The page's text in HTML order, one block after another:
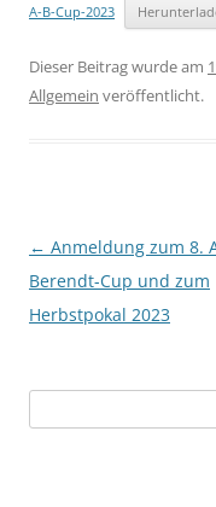
A-B-Cup-2023
Dieser Beitrag wurde am
Allgemein veröffentlicht.
Beitragsnavigation
← Anmeldung zum 8.
Berendt-Cup und zum
Herbstpokal 2023
nach: